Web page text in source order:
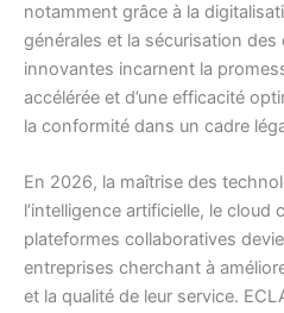
notamment grâce à la
générales et la sécurisation
innovantes incarnent la
accélérée et d’une efficacité
la conformité dans un cadre
En 2026, la maîtrise des
l’intelligence artificielle, le cloud
plateformes collaboratives
entreprises cherchant à
et la qualité de leur service.